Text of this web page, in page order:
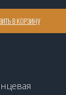
В КОРЗИНУ